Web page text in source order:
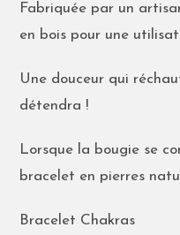
Fabriquée par un
en bois pour une
Une douceur qui
détendra !
Lorsque la bougie se
bracelet en pierres
Bracelet Chakras